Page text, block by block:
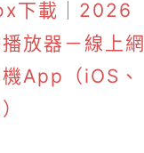
下載｜2026
放器－線上網
App（iOS、